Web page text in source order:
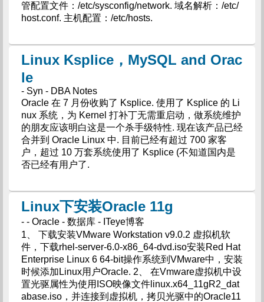
管配置文件：/etc/sysconfig/network. 域名解析：/etc/
host.conf. 主机配置：/etc/hosts.
Linux Ksplice，MySQL and Orac
le
- Syn - DBA Notes
Oracle 在 7 月份收购了 Ksplice. 使用了 Ksplice 的 Li
nux 系统，为 Kernel 打补丁无需重启动，做系统维护
的朋友应该明白这是一个杀手级特性. 现在该产品已经
合并到 Oracle Linux 中. 目前已经有超过 700 家客
户，超过 10 万套系统使用了 Ksplice (不知道国内是
否已经有用户了.
Linux下安装Oracle 11g
- - Oracle - 数据库 - ITeye博客
1、 下载安装VMware Workstation v9.0.2 虚拟机软
件，下载rhel-server-6.0-x86_64-dvd.iso安装Red Hat
Enterprise Linux 6 64-bit操作系统到VMware中，安装
时候添加Linux用户Oracle. 2、 在Vmware虚拟机中设
置光驱属性为使用ISO映像文件linux.x64_11gR2_dat
abase.iso，并连接到虚拟机，拷贝光驱中的Oracle11